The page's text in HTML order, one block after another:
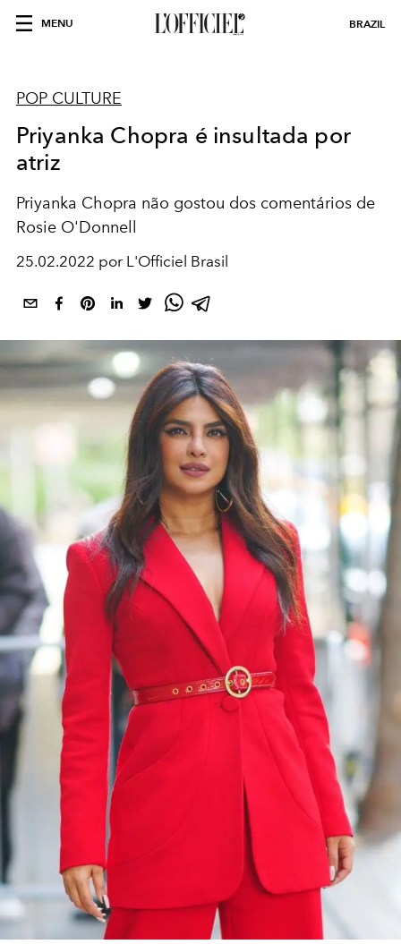
MENU BRAZIL
POP CULTURE
Priyanka Chopra é insultada por
atriz
Priyanka Chopra não gostou dos comentários de
Rosie O'Donnell
25.02.2022 por L'Officiel Brasil